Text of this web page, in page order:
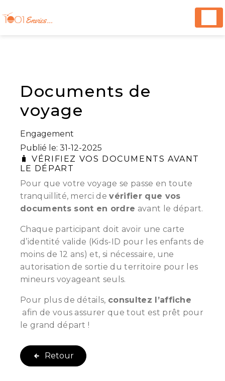
Documents de
voyage
Engagement
Publié le: 31-12-2025
🧳 VÉRIFIEZ VOS DOCUMENTS AVANT
LE DÉPART
Pour que votre voyage se passe en toute
tranquillité, merci devérifier que vos
documents sont en ordre avant le départ.
Chaque participant doit avoir une carte
d’identité valide (Kids-ID pour les enfants de
moins de 12 ans) et, si nécessaire, une
autorisation de sortie du territoire pour les
mineurs voyageant seuls.
Pour plus de détails, consultez l’affiche
afin de vous assurer que tout est prêt pour
le grand départ !
Retour